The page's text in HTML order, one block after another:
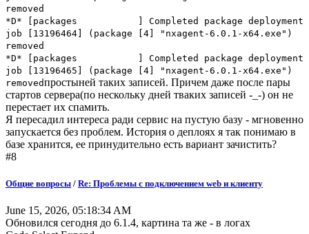
removed
*D* [packages ] Completed package deployment
job [13196464] (package [4] "nxagent-6.0.1-x64.exe")
removed
*D* [packages ] Completed package deployment
job [13196465] (package [4] "nxagent-6.0.1-x64.exe")
removedпростыней таких записей. Причем даже после пары
стартов сервера(по нескольку дней тваких записей -_-) он не
перестает их спамить.
Я пересадил интереса ради сервис на пустую базу - мгновенно
запускается без проблем. История о деплоях я так понимаю в
базе хранится, ее принудительно есть вариант зачистить?
#8
Общие вопросы / Re: Проблемы с подключением web и клиенту
June 15, 2026, 05:18:34 AM
Обновился сегодня до 6.1.4, картина та же - в логах